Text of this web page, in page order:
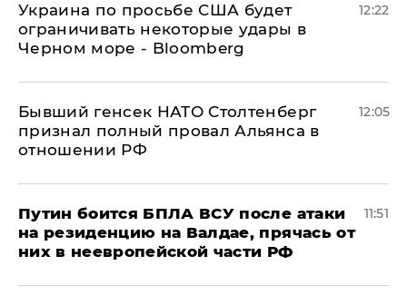
Украина по просьбе США будет
ограничивать некоторые удары в
Черном море - Bloomberg
12:22
Бывший генсек НАТО Столтенберг
признал полный провал Альянса в
отношении РФ
12:05
Путин боится БПЛА ВСУ после атаки
на резиденцию на Валдае, прячась от
них в неевропейской части РФ
11:51